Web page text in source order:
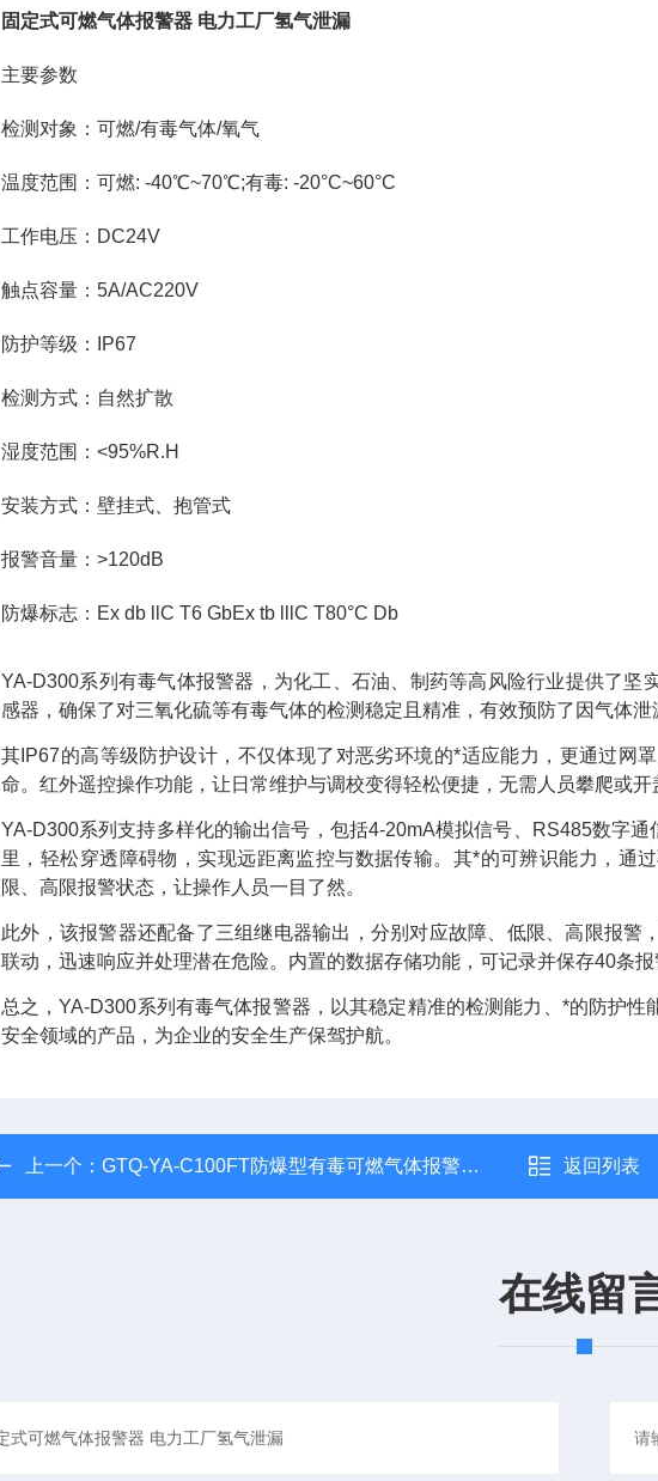
固定式可燃气体报警器 电力工厂氢气泄漏
主要参数
检测对象：可燃/有毒气体/氧气
温度范围：可燃: -40℃~70℃;有毒: -20°C~60°C
工作电压：DC24V
触点容量：5A/AC220V
防护等级：IP67
检测方式：自然扩散
湿度范围：<95%R.H
安装方式：壁挂式、抱管式
报警音量：>120dB
防爆标志：Ex db llC T6 GbEx tb lllC T80°C Db
YA-D300系列有毒气体报警器，为化工、石油、制药等高风险行业提供了
感器，确保了对三氧化硫等有毒气体的检测稳定且精准，有效预防了因气体泄
其IP67的高等级防护设计，不仅体现了对恶劣环境的*适应能力，更通过网
命。红外遥控操作功能，让日常维护与调校变得轻松便捷，无需人员攀爬或开
YA-D300系列支持多样化的输出信号，包括4-20mA模拟信号、RS485数字
里，轻松穿透障碍物，实现远距离监控与数据传输。其*的可辨识能力，通
限、高限报警状态，让操作人员一目了然。
此外，该报警器还配备了三组继电器输出，分别对应故障、低限、高限报
联动，迅速响应并处理潜在危险。内置的数据存储功能，可记录并保存40条
总之，YA-D300系列有毒气体报警器，以其稳定精准的检测能力、*的防护
安全领域的产品，为企业的安全生产保驾护航。
上一个： GTQ-YA-C100FT防爆型有毒可燃气体报警器 化工仓储场所 返回列表
在线留